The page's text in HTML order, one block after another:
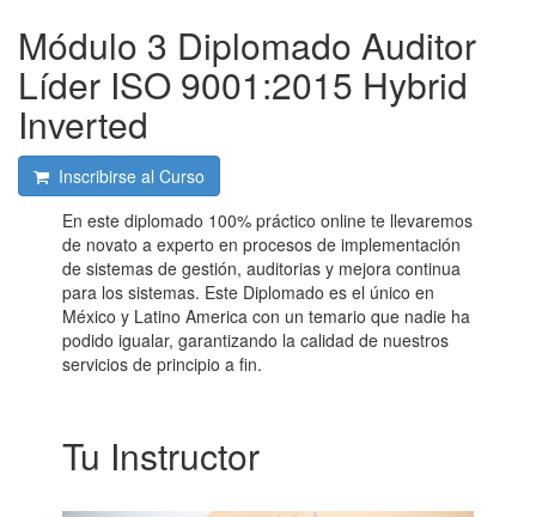
Módulo 3 Diplomado Auditor
Líder ISO 9001:2015 Hybrid
Inverted
Inscribirse al Curso
En este diplomado 100% práctico online te llevaremos
de novato a experto en procesos de implementación
de sistemas de gestión, auditorias y mejora continua
para los sistemas. Este Diplomado es el único en
México y Latino America con un temario que nadie ha
podido igualar, garantizando la calidad de nuestros
servicios de principio a fin.
Tu Instructor